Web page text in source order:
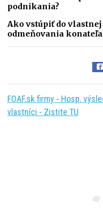
podnikania?
Ako vstúpiť do vlastnej
odmeňovania
FOAF.sk firmy - Hosp.
vlastníci - Zistite TU